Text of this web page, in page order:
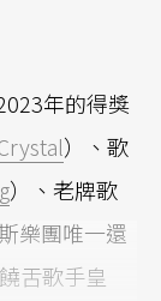
年的得獎
）、歌
）、老牌歌
樂團唯一還
舌歌手皇